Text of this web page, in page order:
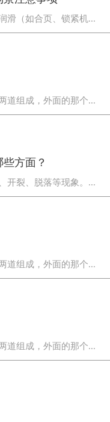
滑（如合页、锁紧机...
道组成，外面的那个...
方面？
开裂、脱落等现象。...
道组成，外面的那个...
道组成，外面的那个...